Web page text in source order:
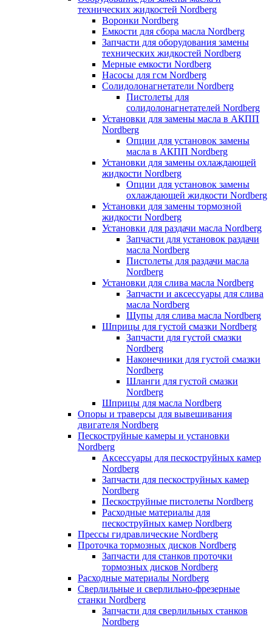
технических жидкостей Nordberg
Воронки Nordberg
Емкости для сбора масла Nordberg
Запчасти для оборудования замены
технических жидкостей Nordberg
Мерные емкости Nordberg
Насосы для гсм Nordberg
Солидолонагнетатели Nordberg
Пистолеты для
солидолонагнетателей Nordberg
Установки для замены масла в АКПП
Nordberg
Опции для установок замены
масла в АКПП Nordberg
Установки для замены охлаждающей
жидкости Nordberg
Опции для установок замены
охлаждающей жидкости Nordberg
Установки для замены тормозной
жидкости Nordberg
Установки для раздачи масла Nordberg
Запчасти для установок раздачи
масла Nordberg
Пистолеты для раздачи масла
Nordberg
Установки для слива масла Nordberg
Запчасти и аксессуары для слива
масла Nordberg
Щупы для слива масла Nordberg
Шприцы для густой смазки Nordberg
Запчасти для густой смазки
Nordberg
Наконечники для густой смазки
Nordberg
Шланги для густой смазки
Nordberg
Шприцы для масла Nordberg
Опоры и траверсы для вывешивания
двигателя Nordberg
Пескоструйные камеры и установки
Nordberg
Аксессуары для пескоструйных камер
Nordberg
Запчасти для пескоструйных камер
Nordberg
Пескоструйные пистолеты Nordberg
Расходные материалы для
пескоструйных камер Nordberg
Прессы гидравлические Nordberg
Проточка тормозных дисков Nordberg
Запчасти для станков проточки
тормозных дисков Nordberg
Расходные материалы Nordberg
Сверлильные и сверлильно-фрезерные
станки Nordberg
Запчасти для сверлильных станков
Nordberg